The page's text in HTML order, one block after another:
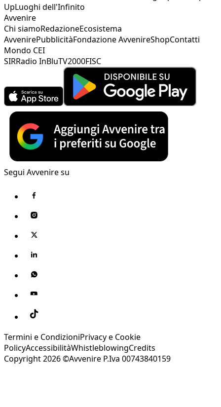
UpLuoghi dell'Infinito
Avvenire
Chi siamoRedazioneEcosistema
AvvenirePubblicitàFondazione AvvenireShopContatti
Mondo CEI
SIRRadio InBluTV2000FISC
Segui Avvenire su
Termini e CondizioniPrivacy e Cookie
PolicyAccessibilitàWhistleblowingCredits
Copyright 2026 ©Avvenire P.Iva 00743840159